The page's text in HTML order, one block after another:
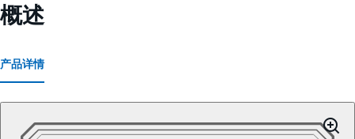
概述
产品详情